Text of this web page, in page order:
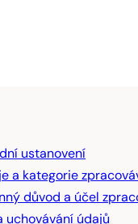
ustanovení
a kategorie
důvod a účel
uchovávání údajů